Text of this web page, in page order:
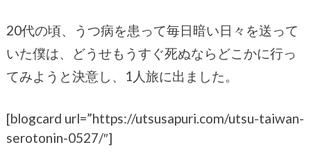
20代の頃、うつ病を患って毎日暗い日々を送って
いた僕は、どうせもうすぐ死ぬならどこかに行っ
てみようと決意し、1人旅に出ました。
[blogcard url=”https://utsusapuri.com/utsu-taiwan-
serotonin-0527/″]